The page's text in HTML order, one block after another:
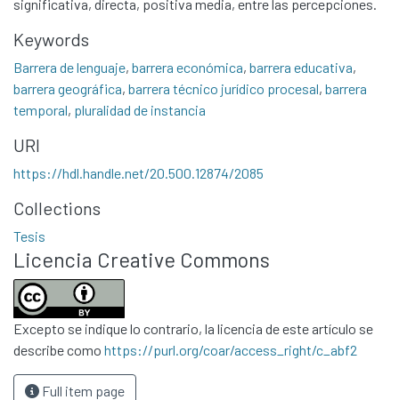
Communities & Collections
All of DSpace
Statistics
Contacto
Políticas
significativa, directa, positiva media, entre las percepciones.
Keywords
Barrera de lenguaje, barrera económica, barrera educativa,
barrera geográfica, barrera técnico jurídico procesal, barrera
temporal, pluralidad de instancia
URI
https://hdl.handle.net/20.500.12874/2085
Collections
Tesis
Licencia Creative Commons
Excepto se indique lo contrario, la licencia de este artículo se
describe como https://purl.org/coar/access_right/c_abf2
Full item page